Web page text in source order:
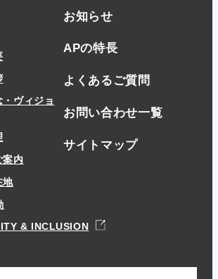
ヴィジョ
案内
地
& INCLUSION
お知らせ
APの特長
よくあるご質問
お問い合わせ一覧
サイトマップ